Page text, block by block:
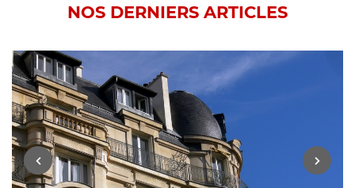
NOS DERNIERS ARTICLES